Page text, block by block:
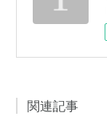
関連記事